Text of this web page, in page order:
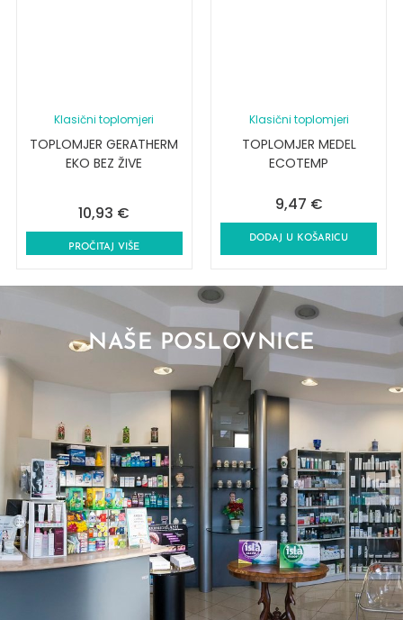
Klasični toplomjeri
TOPLOMJER GERATHERM
EKO BEZ ŽIVE
10,93 €
PROČITAJ VIŠE
Klasični toplomjeri
TOPLOMJER MEDEL
ECOTEMP
9,47 €
DODAJ U KOŠARICU
NAŠE POSLOVNICE